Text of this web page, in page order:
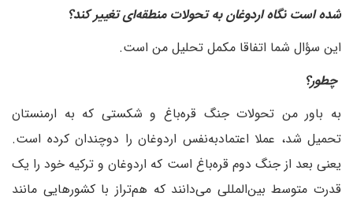
شده است نگاه اردوغان به تحولات منطقه‌ای تغییر کند؟
این سؤال شما اتفاقا مکمل تحلیل من است.
‌ چطور؟
به باور من تحولات جنگ قره‌باغ و شکستی که به ارمنستان
تحمیل شد، عملا اعتماد‌به‌نفس اردوغان را دو‌چندان کرده است.
یعنی بعد از جنگ دوم قره‌باغ است که اردوغان و ترکیه خود را یک
قدرت متوسط بین‌المللی می‌دانند که هم‌تراز با کشورهایی مانند